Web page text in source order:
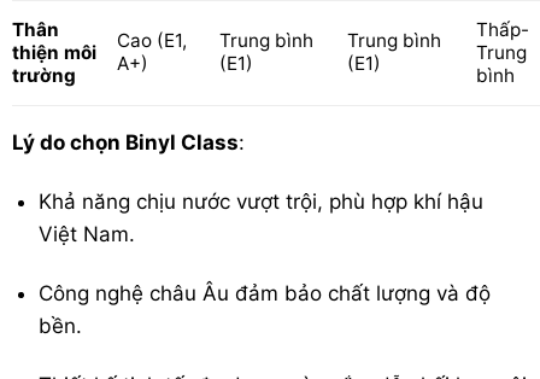
Thân
thiện môi
trường
Cao (E1,
A+)
Trung bình
(E1)
Trung bình
(E1)
Thấp-
Trung
bình
Lý do chọn Binyl Class:
Khả năng chịu nước vượt trội, phù hợp khí hậu
Việt Nam.
Công nghệ châu Âu đảm bảo chất lượng và độ
bền.